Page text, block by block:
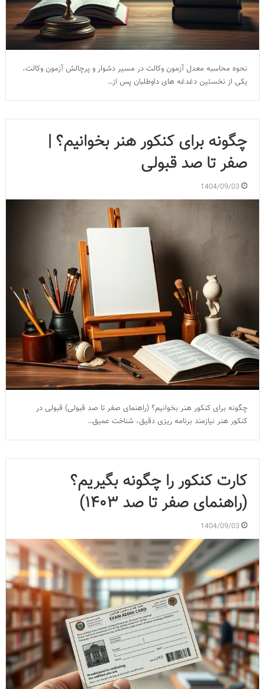
نحوه محاسبه معدل آزمون وکالت در مسیر دشوار و پرچالش آزمون وکالت،
یکی از نخستین دغدغه های داوطلبان پس از…
چگونه برای کنکور هنر بخوانیم؟ |
صفر تا صد قبولی
1404/09/03
چگونه برای کنکور هنر بخوانیم؟ (راهنمای صفر تا صد قبولی) قبولی در
کنکور هنر نیازمند برنامه ریزی دقیق، شناخت عمیق…
کارت کنکور را چگونه بگیریم؟
(راهنمای صفر تا صد ۱۴۰۳)
1404/09/03